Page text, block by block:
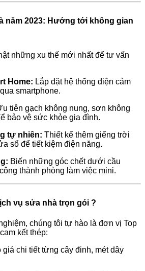
năm 2023: Hướng tới không gian
những xu thế mới nhất để tư vấn
Home: Lắp đặt hệ thống điện cảm
smartphone.
tiên gạch không nung, sơn không
bảo vệ sức khỏe gia đình.
tự nhiên: Thiết kế thêm giếng trời
sổ để tiết kiệm điện năng.
Biến những góc chết dưới cầu
thành phòng làm việc mini.
vụ sửa nhà trọn gói ?
chúng tôi tự hào là đơn vị Top
kết thép:
giá chi tiết từng cây đinh, mét dây